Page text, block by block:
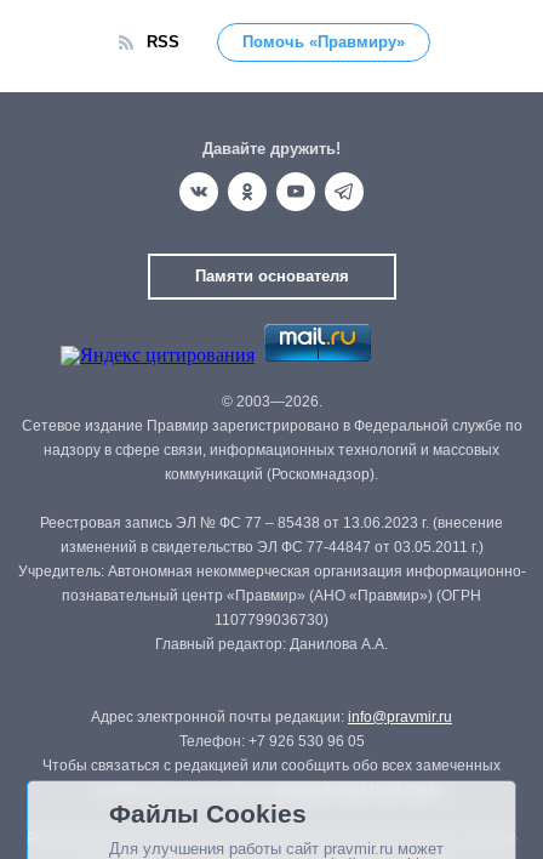
RSS Помочь «Правмиру»
Давайте дружить!
Памяти основателя
© 2003—2026.
Сетевое издание Правмир зарегистрировано в Федеральной службе по
надзору в сфере связи, информационных технологий и массовых
коммуникаций (Роскомнадзор).
Реестровая запись ЭЛ № ФС 77 – 85438 от 13.06.2023 г. (внесение
изменений в свидетельство ЭЛ ФС 77-44847 от 03.05.2011 г.)
Учредитель: Автономная некоммерческая организация информационно-
познавательный центр «Правмир» (АНО «Правмир») (ОГРН
1107799036730)
Главный редактор: Данилова А.А.
Адрес электронной почты редакции: info@pravmir.ru
Телефон: +7 926 530 96 05
Чтобы связаться с редакцией или сообщить обо всех замеченных
Републикация материалов сайта в печатных изданиях (книгах, прессе)
Файлы Cookies
Для улучшения работы сайт pravmir.ru может